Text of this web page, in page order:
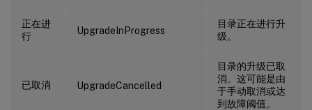
正在进
行
UpgradeInProgress
目录正在进行升
级。
已取消 UpgradeCancelled
目录的升级已取
消。这可能是由
于手动取消或达
到故障阈值。